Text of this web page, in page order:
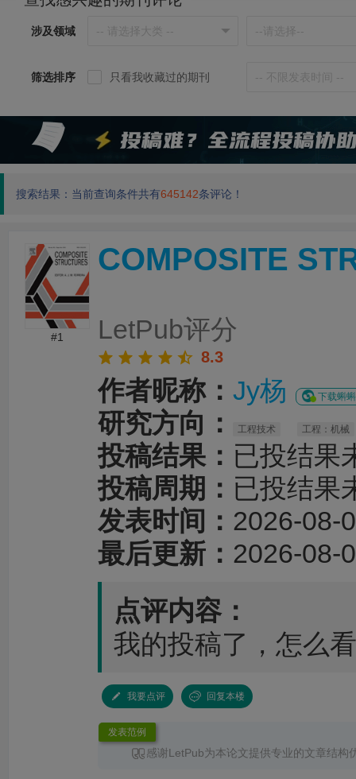
涉及领域
筛选排序 只看我收藏过的期刊
搜索结果：当前查询条件共有645142条评论！
#1
COMPOSITE
LetPub评分
8.3
作者昵称： Jy杨 下载蝌
研究方向： 工程技术 工程：机械
投稿结果： 已投结果
投稿周期： 已投结果
发表时间： 2026-08-
最后更新： 2026-08-
点评内容：
我的投稿了，怎么
我要点评 回复本楼
发表范例
感谢LetPub为本论文提供专业的文章结构